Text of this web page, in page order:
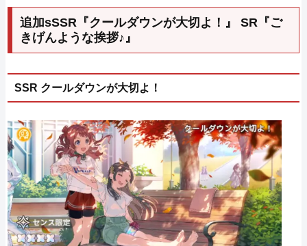
追加sSSR『クールダウンが大切よ！』 SR『ご
きげんような挨拶♪』
SSR クールダウンが大切よ！